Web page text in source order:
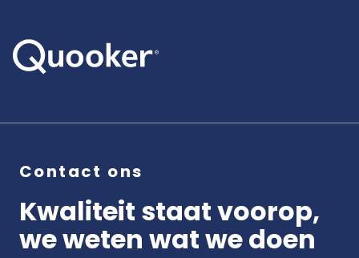
Contact ons
Kwaliteit staat voorop,
we weten wat we doen